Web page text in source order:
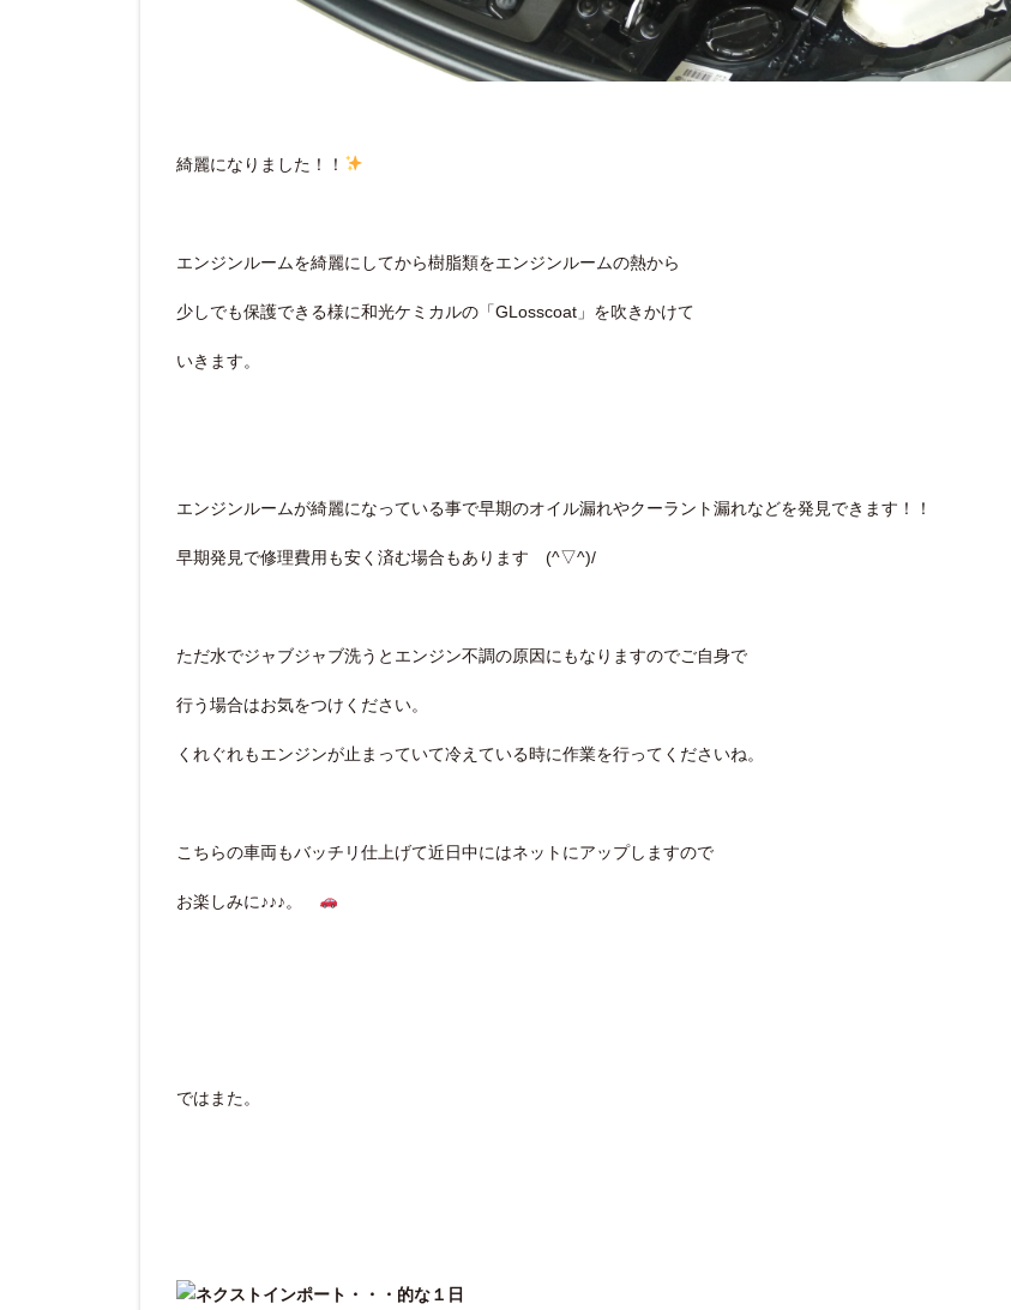
綺麗になりました！！
エンジンルームを綺麗にしてから樹脂類をエンジンルームの熱から
少しでも保護できる様に和光ケミカルの「GLosscoat」を吹きかけて
いきます。
エンジンルームが綺麗になっている事で早期のオイル漏れやクーラント漏れなどを発見できます！！
早期発見で修理費用も安く済む場合もあります (^▽^)/
ただ水でジャブジャブ洗うとエンジン不調の原因にもなりますのでご自身で
行う場合はお気をつけください。
くれぐれもエンジンが止まっていて冷えている時に作業を行ってくださいね。
こちらの車両もバッチリ仕上げて近日中にはネットにアップしますので
お楽しみに♪♪♪。
ではまた。